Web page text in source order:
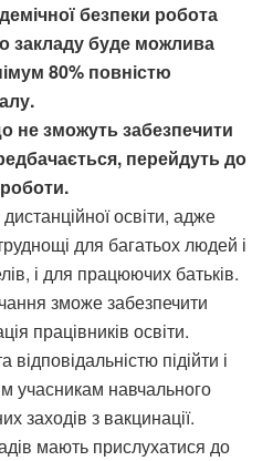
безпеки робота
закладу буде можлива
80% повністю
не зможуть забезпечити
перейдуть до
освіти, адже
для багатьох людей і
і для працюючих батьків.
зможе забезпечити
працівників освіти.
підійти і
учасникам навчального
заходів з вакцинації.
мають прислухатися до